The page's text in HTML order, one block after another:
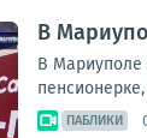
В
В Мариуполе
ПАБЛИКИ